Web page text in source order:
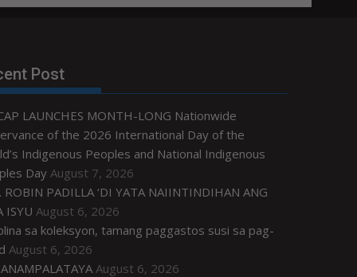
Post
LAUNCHES MONTH-LONG Nationwide
of the 2026 International Day of the
Indigenous Peoples and National Indigenous
Day August 7, 2026
ROBIN PADILLA ‘DI YATA NAIINTINDIHAN ANG
ISYU August 6, 2026
sa koleksyon, tamang paggastos susi sa pag-
August 6, 2026
August 6, 2026